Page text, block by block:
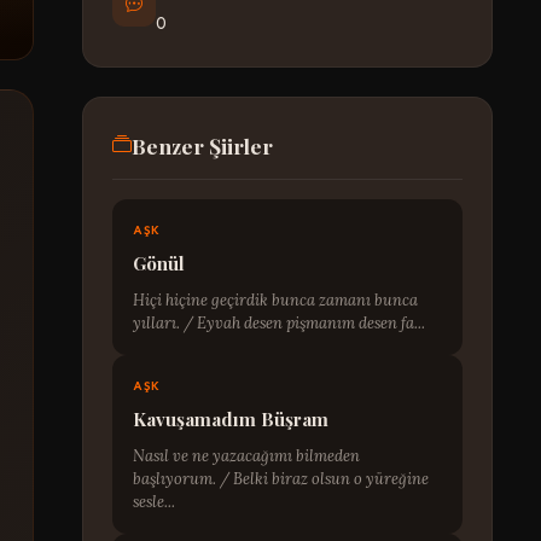
0
Benzer Şiirler
AŞK
Gönül
Hiçi hiçine geçirdik bunca zamanı bunca
yılları. / Eyvah desen pişmanım desen fa...
AŞK
Kavuşamadım Büşram
Nasıl ve ne yazacağımı bilmeden
başlıyorum. / Belki biraz olsun o yüreğine
sesle...